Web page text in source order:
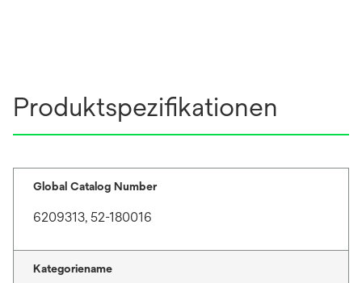
Produktspezifikationen
Global Catalog Number
6209313, 52-180016
Kategoriename